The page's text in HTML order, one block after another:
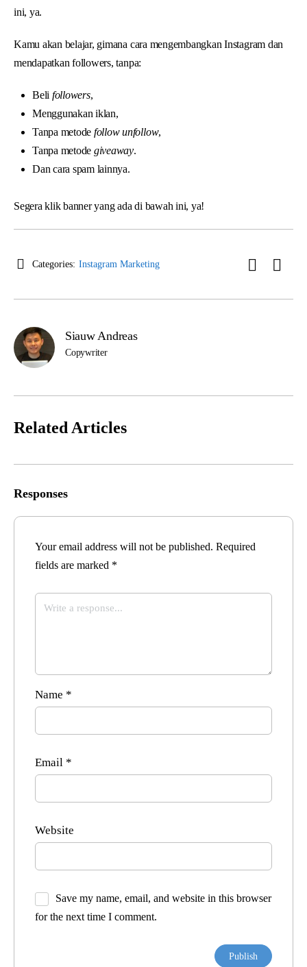
ini, ya.
Kamu akan belajar, gimana cara mengembangkan Instagram dan
mendapatkan followers, tanpa:
Beli followers,
Menggunakan iklan,
Tanpa metode follow unfollow,
Tanpa metode giveaway.
Dan cara spam lainnya.
Segera klik banner yang ada di bawah ini, ya!
Categories: Instagram Marketing
Siauw Andreas
Copywriter
Related Articles
Responses
Your email address will not be published. Required
fields are marked *
Name *
Email *
Website
Save my name, email, and website in this browser
for the next time I comment.